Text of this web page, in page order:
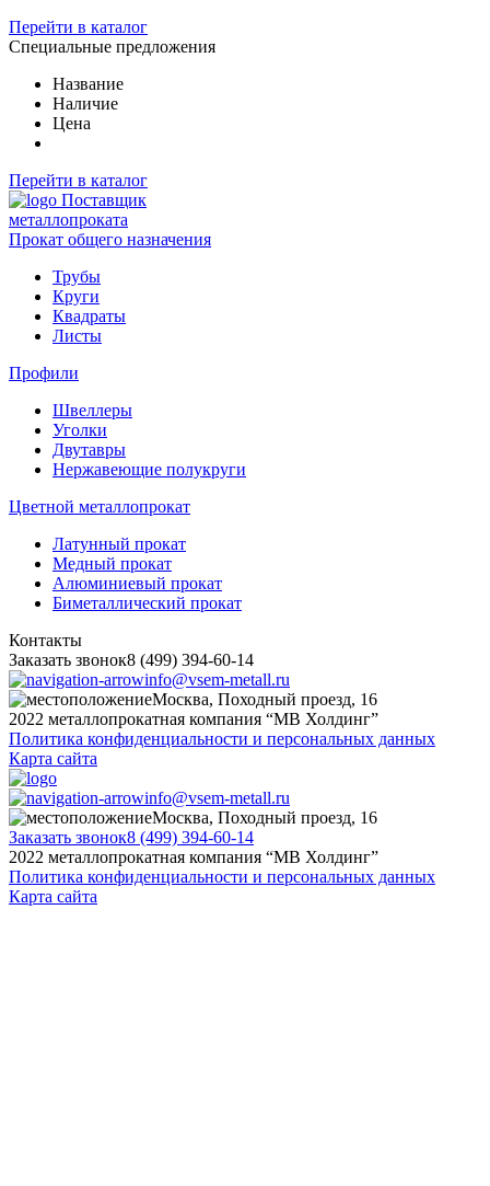
Перейти в каталог
Специальные предложения
Название
Наличие
Цена
Перейти в каталог
Поставщик
металлопроката
Прокат общего назначения
Трубы
Круги
Квадраты
Листы
Профили
Швеллеры
Уголки
Двутавры
Нержавеющие полукруги
Цветной металлопрокат
Латунный прокат
Медный прокат
Алюминиевый прокат
Биметаллический прокат
Контакты
Заказать звонок8 (499) 394-60-14
info@vsem-metall.ru
Москва, Походный проезд, 16
2022 металлопрокатная компания “MB Холдинг”
Политика конфиденциальности и персональных данных
Карта сайта
info@vsem-metall.ru
Москва, Походный проезд, 16
Заказать звонок8 (499) 394-60-14
2022 металлопрокатная компания “MB Холдинг”
Политика конфиденциальности и персональных данных
Карта сайта